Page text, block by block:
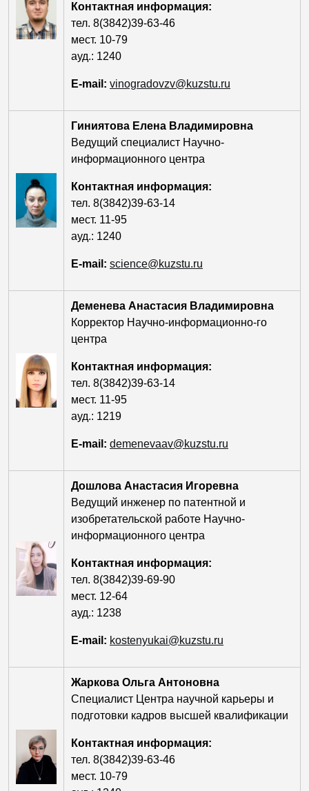
Контактная информация:
тел. 8(3842)39-63-46
мест. 10-79
ауд.: 1240
E-mail: vinogradovzv@kuzstu.ru
Гиниятова Елена Владимировна
Ведущий специалист Научно-
информационного центра
Контактная информация:
тел. 8(3842)39-63-14
мест. 11-95
ауд.: 1240
E-mail: science@kuzstu.ru
Деменева Анастасия Владимировна
Корректор Научно-информационно-го
центра
Контактная информация:
тел. 8(3842)39-63-14
мест. 11-95
ауд.: 1219
E-mail: demenevaav@kuzstu.ru
Дошлова Анастасия Игоревна
Ведущий инженер по патентной и
изобретательской работе Научно-
информационного центра
Контактная информация:
тел. 8(3842)39-69-90
мест. 12-64
ауд.: 1238
E-mail: kostenyukai@kuzstu.ru
Жаркова Ольга Антоновна
Специалист Центра научной карьеры и
подготовки кадров высшей квалификации
Контактная информация:
тел. 8(3842)39-63-46
мест. 10-79